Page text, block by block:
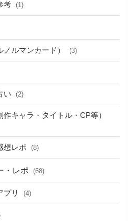
考 (1)
ノルマンカード） (3)
い (2)
作キャラ・タイトル・CP等）
想レポ (8)
・レポ (68)
プリ (4)